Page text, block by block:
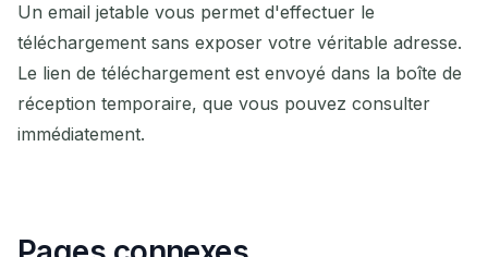
Un email jetable vous permet d'effectuer le
téléchargement sans exposer votre véritable adresse.
Le lien de téléchargement est envoyé dans la boîte de
réception temporaire, que vous pouvez consulter
immédiatement.